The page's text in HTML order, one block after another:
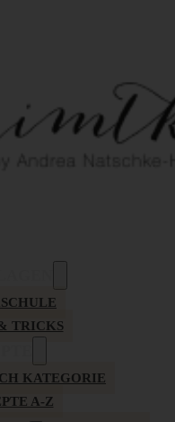
TRICKS
KATEGORIE
A-Z